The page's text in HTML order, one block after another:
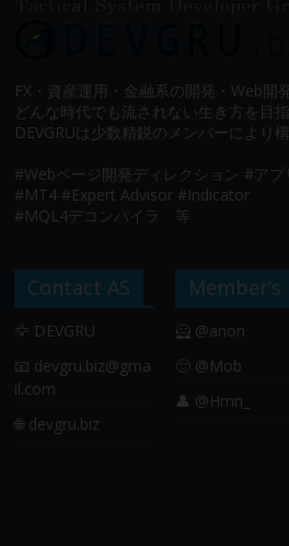
FX・資産運用・金融系の開発・Web開発
どんな時代でも流されない生き方を目指
DEVGRUは少数精鋭のメンバーにより
#Webページ開発ディレクション #アプ
#MT4 #Expert Advisor #Indicator
#MQL4デコンパイラ 等
Contact AS
🦅 DEVGRU
📧 devgru.biz@gma
il.com
🌐 devgru.biz
Member’s
🦸 @anon
🙂 @Mob
👤 @Hmn_